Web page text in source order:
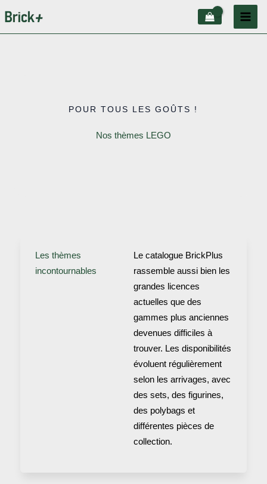
au
POUR TOUS LES GOÛTS !
Nos thèmes LEGO
Les thèmes
incontournables
Le catalogue BrickPlus
rassemble aussi bien les
grandes licences
actuelles que des
gammes plus anciennes
devenues difficiles à
trouver. Les disponibilités
évoluent régulièrement
selon les arrivages, avec
des sets, des figurines,
des polybags et
différentes pièces de
collection.